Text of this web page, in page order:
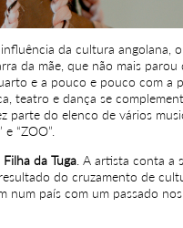
da cultura angolana,
da mãe, que não mais
e a pouco e pouco com a
teatro e dança se
do elenco de vários
“ZOO”.
Filha da Tuga . A artista conta a
do cruzamento de
num país com um passado